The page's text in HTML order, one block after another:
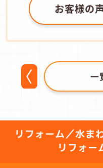
お客様の
一
リフォーム／水ま
リフォー